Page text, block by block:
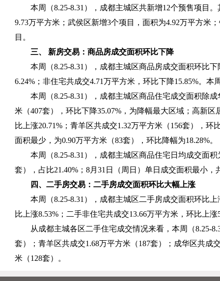
本周（8.25-8.31 ），成都主城区共新增12个预售项目。
9.73万平方米；武侯区新增3个项目，面积为4.92万平方米
目。
三、 新房交易：商品房成交面积环比下降
本周（8.25-8.31 ），成都主城区商品房成交面积环比下
6.24% ；非住宅共成交4.71万平方米，环比下降15.85%。本
本周（8.25-8.31 ），成都主城区商品住宅成交面积除
米（407套），环比下降35.07% ，为降幅最大区域；高新区
比上涨20.71% ；青羊区共成交1.32万平方米（156套），环
面积最少，为0.90万平方米（83套），环比降幅为18.28%。
本周（8.25-8.31 ），成都主城区商品住宅日均成交面积
套），占比21.40% ； 8月 31 日（周日）单日成交面积最小，
四、二手房交易：二手房成交面积环比大幅上涨
本周（8.25-8.31 ），成都主城区二手房成交面积环比上
比上涨8.53% ；二手非住宅共成交13.66万平方米，环比上涨
从成都主城各区二手住宅成交情况来看，本周（8.25-
套）；青羊区共成交1.68万平方米（187套）；成华区共成
米（128套）。